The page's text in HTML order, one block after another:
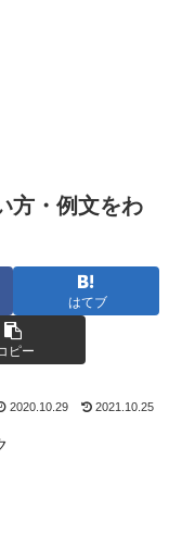
方・例文をわ
はてブ
ピー
2020.10.29 2021.10.25